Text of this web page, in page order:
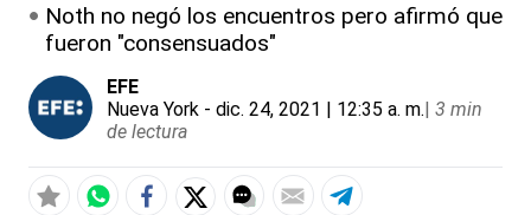
Noth no negó los encuentros pero afirmó que
fueron "consensuados"
EFE
Nueva York - dic. 24, 2021 | 12:35 a. m.| 3 min
de lectura